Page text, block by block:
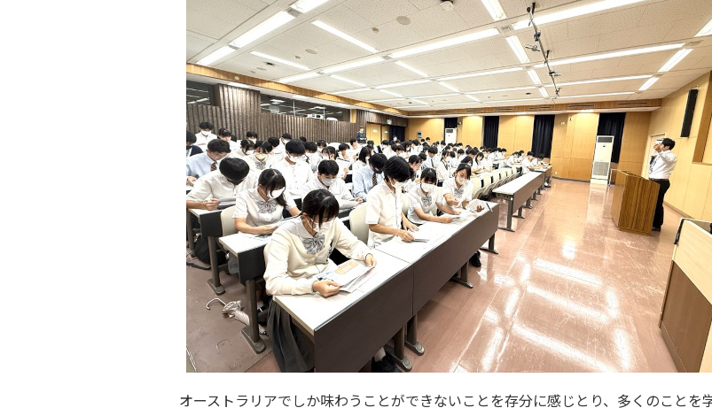
オーストラリアでしか味わうことができないことを存分に感じとり、多くのことを